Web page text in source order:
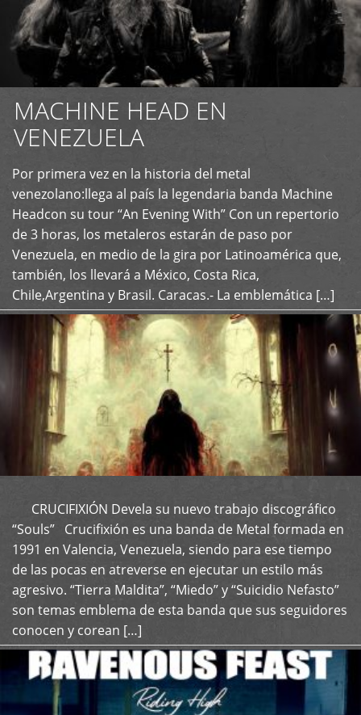
MACHINE HEAD EN
VENEZUELA
Por primera vez en la historia del metal
venezolano:llega al país la legendaria banda Machine
Headcon su tour “An Evening With” Con un repertorio
de 3 horas, los metaleros estarán de paso por
Venezuela, en medio de la gira por Latinoamérica que,
también, los llevará a México, Costa Rica,
Chile,Argentina y Brasil. Caracas.- La emblemática […]
+
CRUCIFIXIÓN Devela su nuevo trabajo discográfico
“Souls” Crucifixión es una banda de Metal formada en
1991 en Valencia, Venezuela, siendo para ese tiempo
de las pocas en atreverse en ejecutar un estilo más
agresivo. “Tierra Maldita”, “Miedo” y “Suicidio Nefasto”
son temas emblema de esta banda que sus seguidores
conocen y corean […]
+